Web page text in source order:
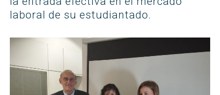
laboral de su estudiantado.